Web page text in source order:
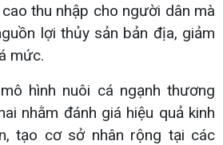
thu nhập cho người dân mà
lợi thủy sản bản địa, giảm
mức.
hình nuôi cá ngạnh thương
nhằm đánh giá hiệu quả kinh
tạo cơ sở nhân rộng tại các